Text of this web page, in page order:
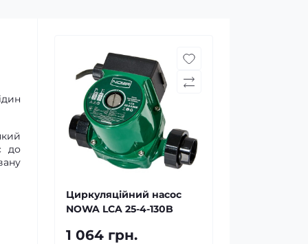
до
Циркуляційний насос
NOWA LCA 25-4-130B
1 064 грн.